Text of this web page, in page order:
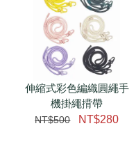
加購配件包折 $𝟯𝟬
伸縮式彩色編織圓繩手
機掛繩揹帶
NT$500 NT$280